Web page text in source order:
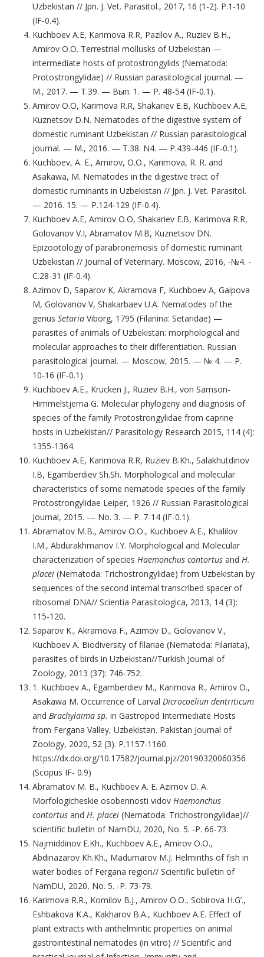
Uzbekistan // Jpn. J. Vet. Parasitol., 2017, 16 (1-2). P.1-10
(IF-0.4).
Kuchboev A.E, Karimova R.R, Pazilov A., Ruziev B.H.,
Amirov O.O. Terrestrial mollusks of Uzbekistan —
intermediate hosts of protostrongylids (Nematoda:
Protostrongylidae) // Russian parasitological journal. —
M., 2017. — T.39. — Вып. 1. — P. 48-54 (IF-0.1).
Amirov O.O, Karimova R.R, Shakariev E.B, Kuchboev A.E,
Kuznetsov D.N. Nematodes of the digestive system of
domestic ruminant Uzbekistan // Russian parasitological
journal. — M., 2016. — T.38. N4. — P.439-446 (IF-0.1).
Kuchboev, A. E., Amirov, O.O., Karimova, R. R. and
Asakawa, M. Nematodes in the digestive tract of
domestic ruminants in Uzbekistan // Jpn. J. Vet. Parasitol.
— 2016. 15. — P.124-129 (IF-0.4).
Kuchboev A.E, Amirov O.O, Shakariev E.B, Karimova R.R,
Golovanov V.I, Abramatov M.B, Kuznetsov DN.
Epizootology of parabronemosis of domestic ruminant
Uzbekistan // Journal of Veterinary. Moscow, 2016, -№4. -
C.28-31 (IF-0.4).
Azimov D, Saparov K, Akramova F, Kuchboev A, Gaipova
M, Golovanov V, Shakarbaev U.A. Nematodes of the
genus Setaria Viborg, 1795 (Filariina: Setaridae) —
parasites of animals of Uzbekistan: morphological and
molecular approaches to their differentiation. Russian
parasitological journal. — Moscow, 2015. — № 4. — P.
10-16 (IF-0.1)
Kuchboev A.E., Krucken J., Ruziev B.H., von Samson-
Himmelstjerna G. Molecular phylogeny and diagnosis of
species of the family Protostrongylidae from caprine
hosts in Uzbekistan// Parasitology Research 2015, 114 (4):
1355-1364.
Kuchboev A.E, Karimova R.R, Ruziev B.Kh., Salakhutdinov
I.B, Egamberdiev Sh.Sh. Morphological and molecular
characteristics of some nematode species of the family
Protostrongylidae Leiper, 1926 // Russian Parasitological
Journal, 2015. — No. 3. — P. 7-14 (IF-0.1).
Abramatov M.B., Amirov O.O., Kuchboev A.E., Khalilov
I.M., Abdurakhmanov I.Y. Morphological and Molecular
characterization of species Haemonchus contortus and H.
placei (Nematoda: Trichostrongylidae) from Uzbekistan by
sequences of the second internal transcribed spacer of
ribosomal DNA// Scientia Parasitologica, 2013, 14 (3):
115-120.
Saparov K., Akramova F., Azimov D., Golovanov V.,
Kuchboev A. Biodiversity of filariae (Nematoda: Filariata),
parasites of birds in Uzbekistan//Turkish Journal of
Zoology, 2013 (37): 746-752.
1. Kuchboev A., Egamberdiev M., Karimova R., Amirov O.,
Asakawa M. Occurrence of Larval Dicrocoeliun dentriticum
and Brachylaima sp. in Gastropod Intermediate Hosts
from Fergana Valley, Uzbekistan. Pakistan Journal of
Zoology, 2020, 52 (3). P.1157-1160.
https://dx.doi.org/10.17582/journal.pjz/20190320060356
(Scopus IF- 0.9)
Abramatov M. B., Kuchboev A. E. Azimov D. A.
Morfologicheskie osobennosti vidov Haemonchus
contortus and H. placei (Nematoda: Trichostrongylidae)//
scientific bulletin of NamDU, 2020, No. 5. -P. 66-73.
Najmiddinov E.Kh., Kuchboev A.E., Amirov O.O.,
Abdinazarov Kh.Kh., Madumarov M.J. Helminths of fish in
water bodies of Fergana region// Scientific bulletin of
NamDU, 2020, No. 5. -P. 73-79.
Karimova R.R., Komilov B.J., Amirov O.O., Sobirova H.G’.,
Eshbakova K.A., Kakharov B.A., Kuchboev A.E. Effect of
plant extracts with anthelmintic properties on animal
gastrointestinal nematodes (in vitro) // Scientific and